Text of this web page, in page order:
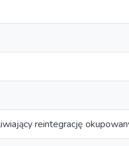
reintegrację